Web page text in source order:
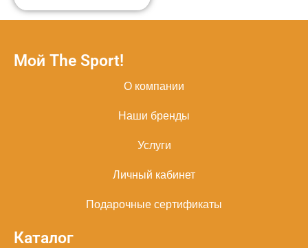
Мой The Sport!
О компании
Наши бренды
Услуги
Личный кабинет
Подарочные сертификаты
Каталог